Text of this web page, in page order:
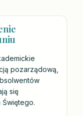
pozarządową,
się
Świętego.